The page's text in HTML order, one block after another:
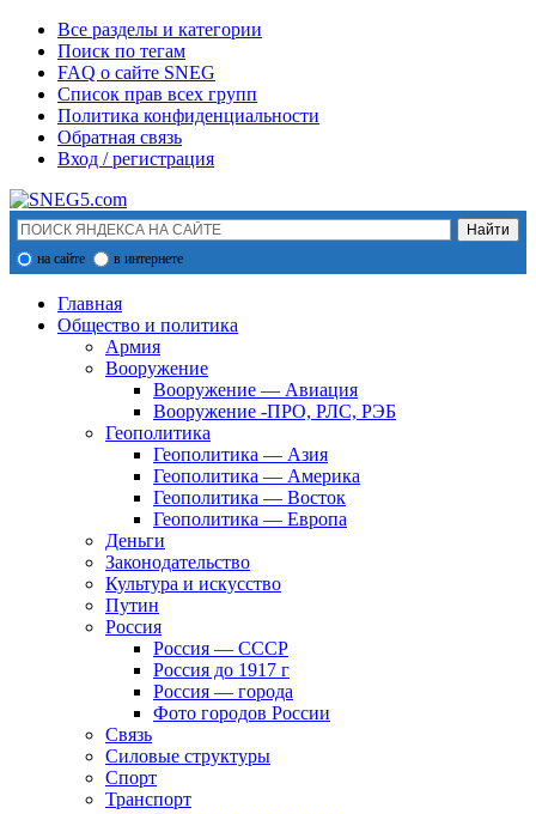
Все разделы и категории
Поиск по тегам
FAQ о сайте SNEG
Список прав всех групп
Политика конфиденциальности
Обратная связь
Вход / регистрация
на сайте в интернете
Главная
Общество и политика
Армия
Вооружение
Вооружение — Авиация
Вооружение -ПРО, РЛС, РЭБ
Геополитика
Геополитика — Азия
Геополитика — Америка
Геополитика — Восток
Геополитика — Европа
Деньги
Законодательство
Культура и искусство
Путин
Россия
Россия — СССР
Россия до 1917 г
Россия — города
Фото городов России
Связь
Силовые структуры
Спорт
Транспорт